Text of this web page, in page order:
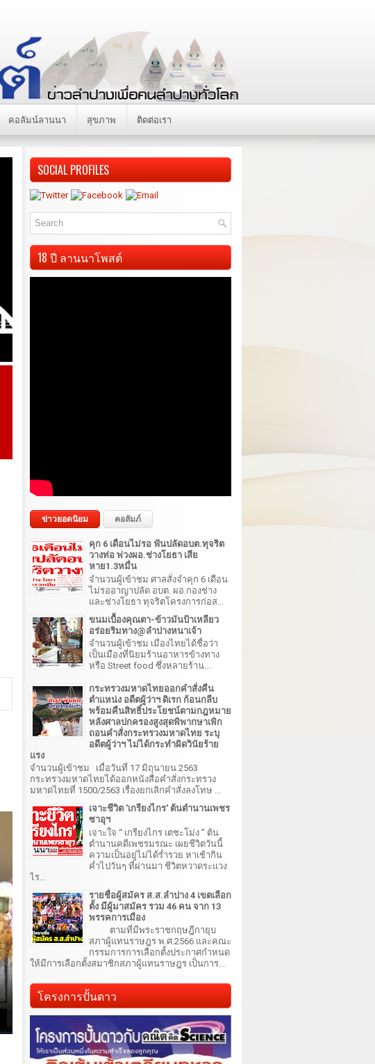
คอลัมน์ลานนา สุขภาพ ติดต่อเรา
SOCIAL PROFILES
18 ปี ลานนาโพสต์
ข่าวยอดนิยม คอลัมภ์
คุก 6 เดือนไม่รอ ฟันปลัดอบต.ทุจริต
วางท่อ พ่วงผอ.ช่างโยธา เสีย
หาย1.3หมื่น
จำนวนผู้เข้าชม ศาลสั่งจำคุก 6 เดือน
ไม่รออาญาปลัด อบต. ผอ.กองช่าง
และช่างโยธา ทุจริตโครงการก่อส...
ขนมเบื้องคุณตา-ข้าวมันป้าเหลียว
อร่อยริมทาง@ลำปางหนาเจ้า
จำนวนผู้เข้าชม เมืองไทยได้ชื่อว่า
เป็นเมืองที่นิยมร้านอาหารข้างทาง
หรือ Street food ซึ่งหลายร้าน...
กระทรวงมหาดไทยออกคำสั่งคืน
ตำแหน่ง อดีตผู้ว่าฯ ดิเรก ก้อนกลีบ
พร้อมคืนสิทธิ์ประโยชน์ตามกฎหมาย
หลังศาลปกครองสูงสุดพิพากษาเพิก
ถอนคำสั่งกระทรวงมหาดไทย ระบุ
อดีตผู้ว่าฯ ไม่ได้กระทำผิดวินัยร้าย
แรง
จำนวนผู้เข้าชม เมื่อวันที่ 17 มิถุนายน 2563
กระทรวงมหาดไทยได้ออกหนังสือคำสั่งกระทรวง
มหาดไทยที่ 1500/2563 เรื่องยกเลิกคำสั่งลงโทษ ...
เจาะชีวิต 'เกรียงไกร' ต้นตำนานเพชร
ซาอุฯ
เจาะใจ “ เกรียงไกร เตชะโม่ง ” ต้น
ตำนานคดีเพชรมรณะ เผยชีวิตวันนี้
ความเป็นอยู่ไม่ได้ร่ำรวย หาเช้ากิน
ค่ำไปวันๆ ที่ผ่านมา ชีวิตหวาดระแวง
ไร...
รายชื่อผู้สมัคร ส.ส.ลำปาง 4 เขตเลือก
ตั้ง มีผู้มาสมัคร รวม 46 คน จาก 13
พรรคการเมือง
ตามที่มีพระราชกฤษฎีกายุบ
สภาผู้แทนราษฎร พ.ศ.2566 และคณะ
กรรมการการเลือกตั้งประกาศกำหนด
ให้มีการเลือกตั้งสมาชิกสภาผู้แทนราษฎร เป็นการ...
โครงการปั้นดาว